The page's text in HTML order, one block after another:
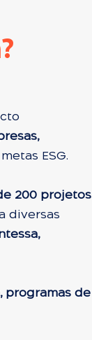
ESG.
200 projetos
diversas
programas de